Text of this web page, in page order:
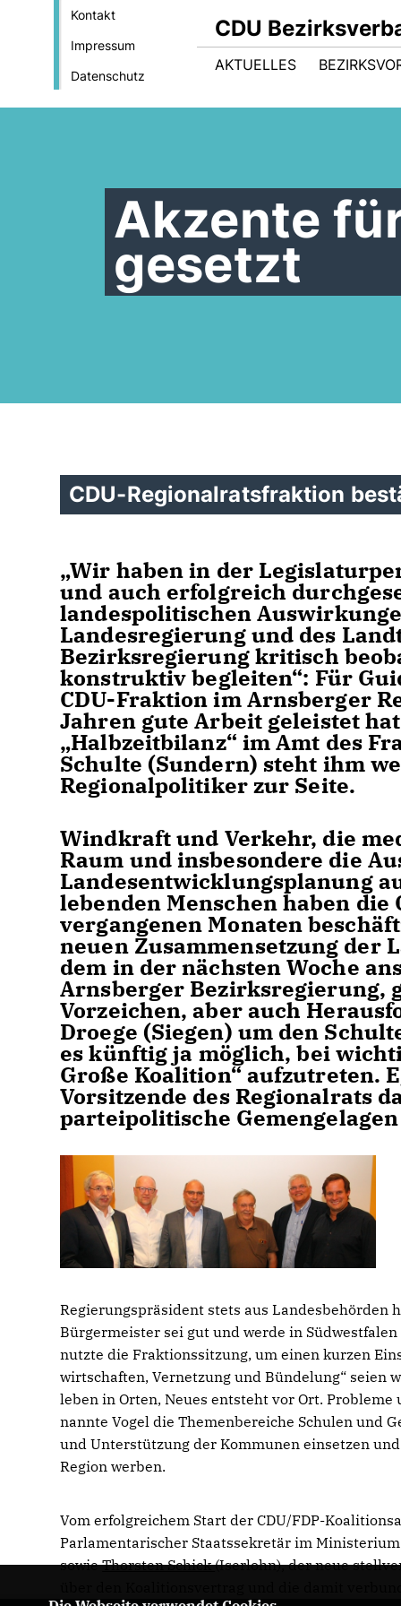
Kontakt
Impressum
Datenschutz
CDU
AKTUELLES
Akzente
gesetzt
CDU-Regionalratsfraktion
Wir haben in der
und auch erfolgreich
landespolitischen
Landesregierung und des
Bezirksregierung kritisch
konstruktiv begleiten“: Für
CDU-Fraktion im Arnsberger
Jahren gute Arbeit geleistet
Halbzeitbilanz“ im Amt des
Schulte (Sundern) steht ihm
Regionalpolitiker zur Seite.
Windkraft und Verkehr, die
Raum und insbesondere die
Landesentwicklungsplanung
lebenden Menschen haben
vergangenen Monaten
neuen Zusammensetzung der
dem in der nächsten Woche
Arnsberger Bezirksregierung,
Vorzeichen, aber auch
Droege (Siegen) um den
es künftig ja möglich, bei
Große Koalition“ aufzutreten.
Vorsitzende des Regionalrats
parteipolitische
Regierungspräsident stets aus Landesbehörden
Bürgermeister sei gut und werde in
nutzte die Fraktionssitzung, um einen kurzen
wirtschaften, Vernetzung und Bündelung“ seien
leben in Orten, Neues entsteht vor Ort.
nannte Vogel die Themenbereiche Schulen und
und Unterstützung der Kommunen einsetzen
Region werben.
Vom erfolgreichem Start der CDU/FDP-
Parlamentarischer Staatssekretär im
sowieThorsten Schick(Iserlohn), der neue